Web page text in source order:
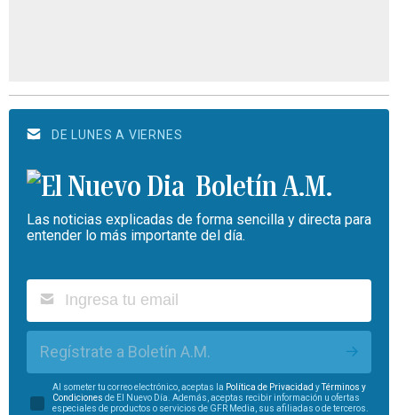
DE LUNES A VIERNES
Boletín A.M.
Las noticias explicadas de forma sencilla y directa para
entender lo más importante del día.
Regístrate a Boletín A.M.
Al someter tu correo electrónico, aceptas la Política de Privacidad yTérminos y
Condiciones de El Nuevo Día. Además, aceptas recibir información u ofertas
especiales de productos o servicios de GFR Media, sus afiliadas o de terceros.